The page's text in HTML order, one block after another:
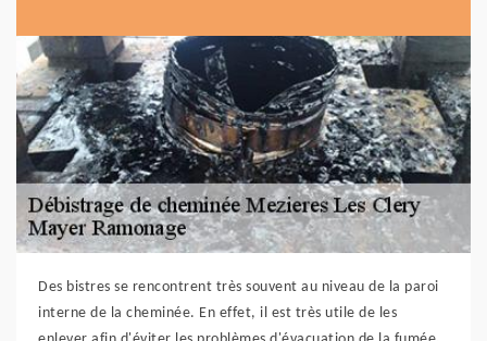
Des bistres se rencontrent très souvent au niveau de la paroi
interne de la cheminée. En effet, il est très utile de les